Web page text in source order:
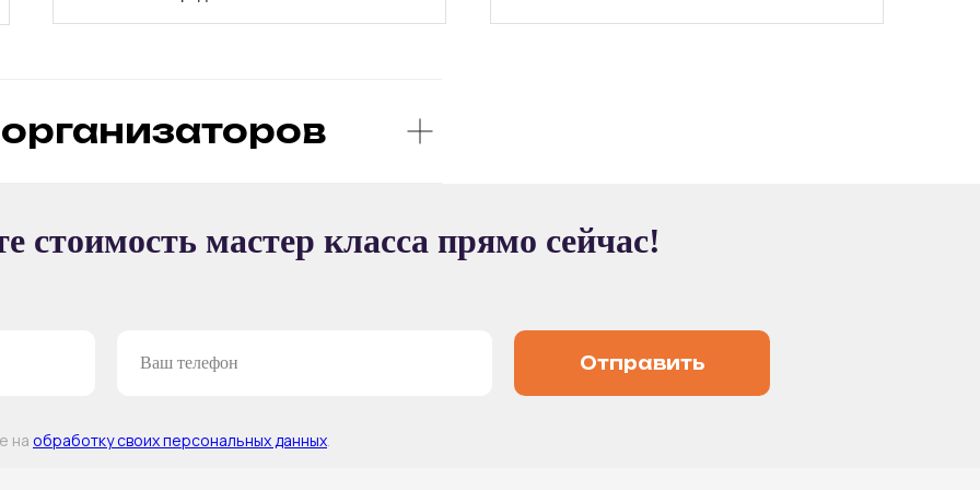
стоимость мастер класса прямо сейчас!
Отправить
на обработку своих персональных данных.
КЛАССА